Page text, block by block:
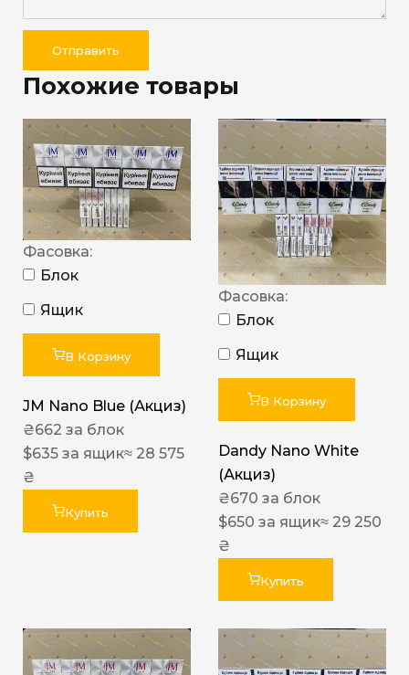
Отправить
Похожие товары
Фасовка:
Блок
Ящик
В Корзину
JM Nano Blue (Акциз)
₴662 за блок
$635 за ящик≈ 28 575
₴
Купить
Фасовка:
Блок
Ящик
В Корзину
Dandy Nano White
(Акциз)
₴670 за блок
$650 за ящик≈ 29 250
₴
Купить